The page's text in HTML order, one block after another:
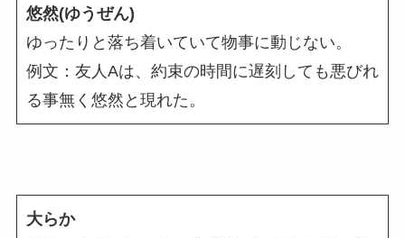
悠然(ゆうぜん)
ゆったりと落ち着いていて物事に動じない。
例文：友人Aは、約束の時間に遅刻しても悪びれ
る事無く悠然と現れた。
大らか